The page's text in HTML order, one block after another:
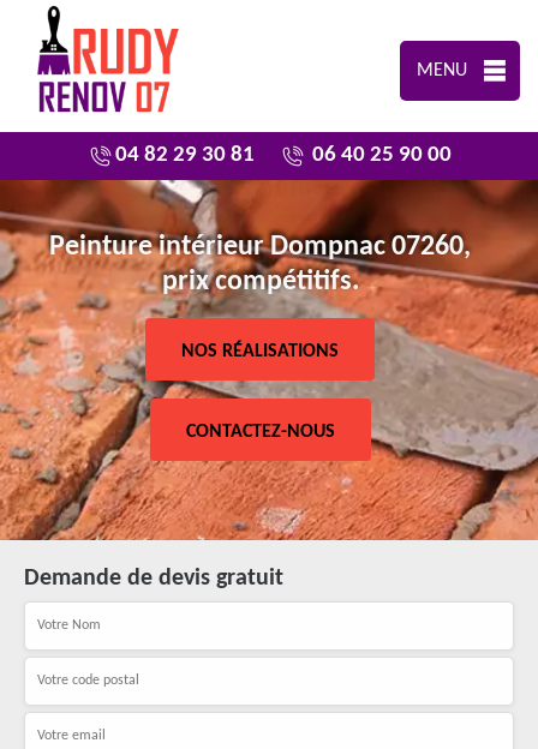
MENU
04 82 29 30 81 06 40 25 90 00
Peinture intérieur Dompnac 07260,
prix compétitifs.
NOS RÉALISATIONS
CONTACTEZ-NOUS
Demande de devis gratuit